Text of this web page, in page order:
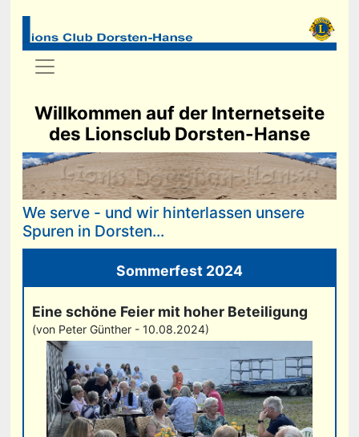
Willkommen auf der Internetseite
des Lionsclub Dorsten-Hanse
We serve - und wir hinterlassen unsere
Spuren in Dorsten...
Sommerfest 2024
Eine schöne Feier mit hoher Beteiligung
(von Peter Günther - 10.08.2024)